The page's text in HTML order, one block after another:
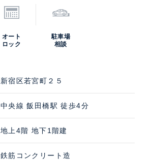
オート
ロック
駐車場
相談
新宿区若宮町２５
中央線 飯田橋駅 徒歩4分
地上4階 地下1階建
鉄筋コンクリート造